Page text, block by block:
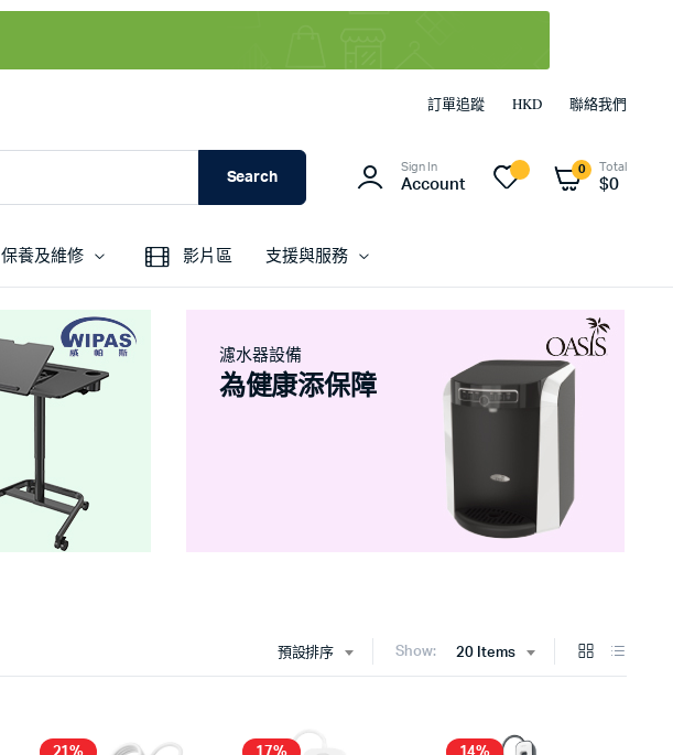
訂單追蹤 HKD 聯絡我們
Search
Sign In
Account
0 Total
$0
保養及維修 影片區 支援與服務
濾水器設備
為健康添保障
預設排序 Show: 20 Items